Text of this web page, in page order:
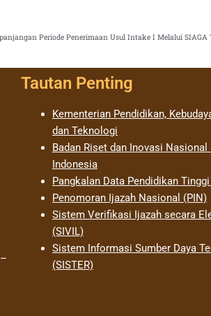
Periode Penerimaan Usul Intake I Melalui SIAGA
Tautan Penting
Kementerian Pendidikan,
dan Teknologi
Badan Riset dan Inovasi Nasional
Indonesia
Pangkalan Data Pendidikan
Penomoran Ijazah Nasional (PIN)
Sistem Verifikasi Ijazah secara
(SIVIL)
Sistem Informasi Sumber Daya
(SISTER)